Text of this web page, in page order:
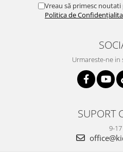
Vreau să primesc
Politica de
Urmareste-ne in
SUPORT
9-17